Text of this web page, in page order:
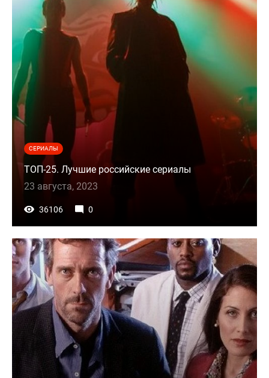
СЕРИАЛЫ
ТОП-25. Лучшие российские сериалы
23 августа, 2023
36106 0